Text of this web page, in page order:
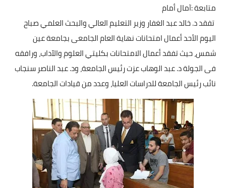
سوهاج
أسيوط
شمال سيناء
أخبار الرياضة
أخبار الفن
صحة
البوابة التعليمية
متابعة :آمال أمام
تفقد د. خالد عبد الغفار وزير التعليم العالي والبحث العلمي صباح
اليوم الأحد أعمال امتحانات نهاية العام الجامعى بجامعة عين
شمس، حيث تفقد أعمال الامتحانات بكليتي العلوم والآداب، ورافقه
فى الجولة د. عبد الوهاب عزت رئيس الجامعة، ود. عبد الناصر سنجاب
نائب رئيس الجامعة للدراسات العليا، وعدد من قيادات الجامعة.